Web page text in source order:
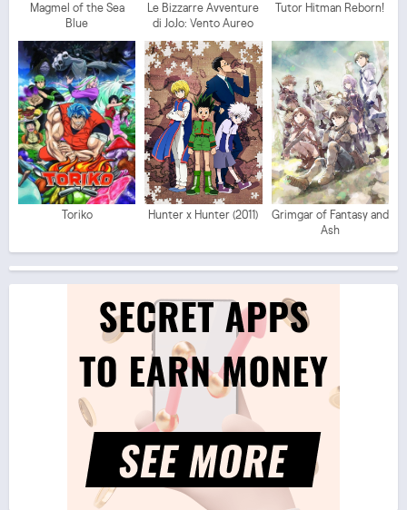
Magmel of the Sea
Blue
Le Bizzarre Avventure
di JoJo: Vento Aureo
Tutor Hitman Reborn!
Toriko Hunter x Hunter (2011)
Grimgar of Fantasy and
Ash